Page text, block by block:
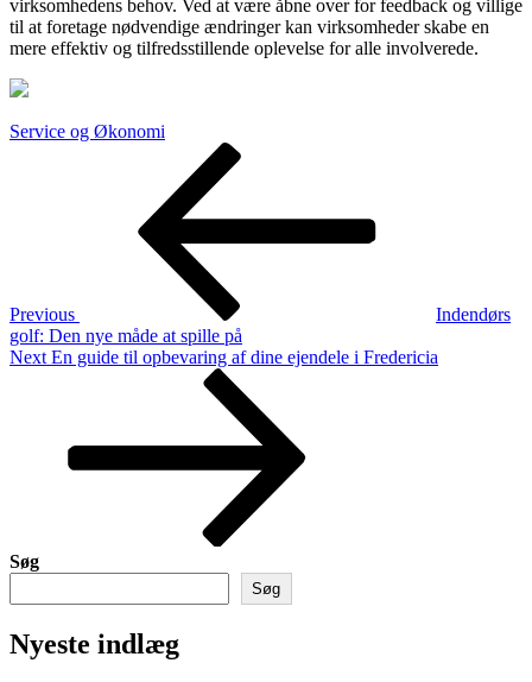
virksomhedens behov. Ved at være åbne over for feedback og villige
til at foretage nødvendige ændringer kan virksomheder skabe en
mere effektiv og tilfredsstillende oplevelse for alle involverede.
Service og Økonomi
Indlægsnavigation
Previous
Indendørs
golf: Den nye måde at spille på
Next
Next En guide til opbevaring af dine ejendele i Fredericia
Søg
Søg
Nyeste indlæg